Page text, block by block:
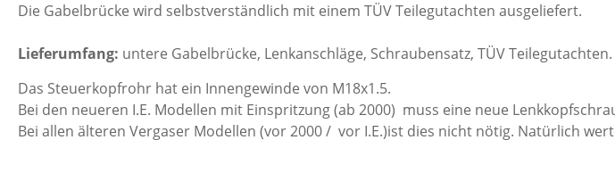
Die Gabelbrücke wird selbstverständlich mit einem TÜV Teilegutachten ausgeliefert.
Lieferumfang: untere Gabelbrücke, Lenkanschläge, Schraubensatz, TÜV Teilegutachten.
Das Steuerkopfrohr hat ein Innengewinde von M18x1.5.
Bei den neueren I.E. Modellen mit Einspritzung (ab 2000) muss eine neue
Bei allen älteren Vergaser Modellen (vor 2000 / vor I.E.)ist dies nicht nötig. Natürlich